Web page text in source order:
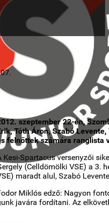
szeptember 22-én,
Tóth Áron, Szabó
felnőttek számára ranglista
Kesi-Spartacus versenyzői
(Celldömölki VSE) a 3.
maradt alul, Szabó
Miklós edző: Nagyon
javára fordítani. Az